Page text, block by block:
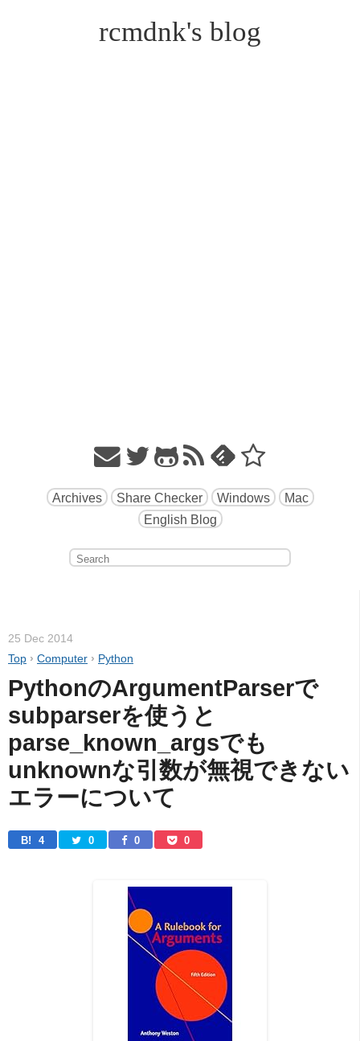
rcmdnk's blog
Archives Share Checker Windows
Mac
English Blog
25 Dec 2014
Top › Computer › Python
PythonのArgumentParserで
subparserを使うと
parse_known_argsでも
unknownな引数が無視できない
エラーについて
B! 4 0 0 0